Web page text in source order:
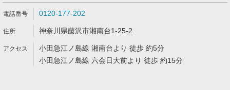
0120-177-202
神奈川県藤沢市湘南台1-25-2
小田急江ノ島線 湘南台より 徒歩 約5分
小田急江ノ島線 六会日大前より 徒歩 約15分